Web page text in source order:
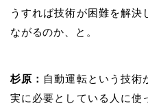
うすれば技術が困難を解決
ながるのか、と。
杉原： 自動運転という技術
実に必要としている人に使